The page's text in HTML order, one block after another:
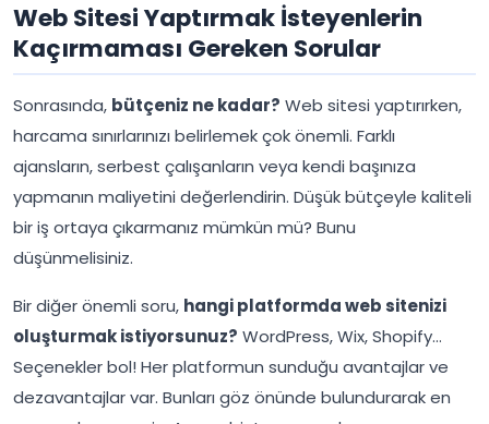
Web Sitesi Yaptırmak İsteyenlerin
Kaçırmaması Gereken Sorular
Sonrasında, bütçeniz ne kadar? Web sitesi yaptırırken,
harcama sınırlarınızı belirlemek çok önemli. Farklı
ajansların, serbest çalışanların veya kendi başınıza
yapmanın maliyetini değerlendirin. Düşük bütçeyle kaliteli
bir iş ortaya çıkarmanız mümkün mü? Bunu
düşünmelisiniz.
Bir diğer önemli soru, hangi platformda web sitenizi
oluşturmak istiyorsunuz? WordPress, Wix, Shopify…
Seçenekler bol! Her platformun sunduğu avantajlar ve
dezavantajlar var. Bunları göz önünde bulundurarak en